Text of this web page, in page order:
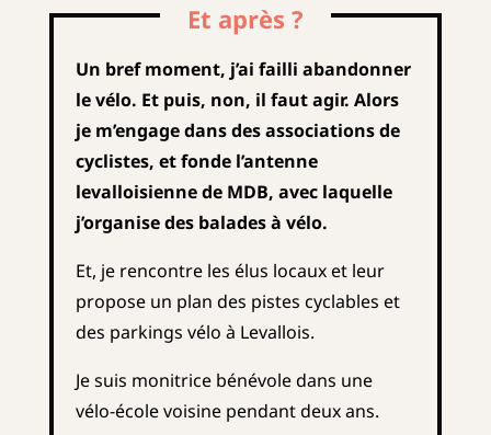
Et après ?
Un bref moment, j’ai failli abandonner
le vélo. Et puis, non, il faut agir. Alors
je m’engage dans des associations de
cyclistes, et fonde l’antenne
levalloisienne de MDB, avec laquelle
j’organise des balades à vélo.
Et, je rencontre les élus locaux et leur
propose un plan des pistes cyclables et
des parkings vélo à Levallois.
Je suis monitrice bénévole dans une
vélo-école voisine pendant deux ans.